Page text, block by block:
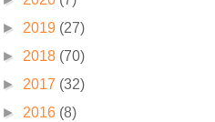
► 2019 (27)
► 2018 (70)
► 2017 (32)
► 2016 (8)